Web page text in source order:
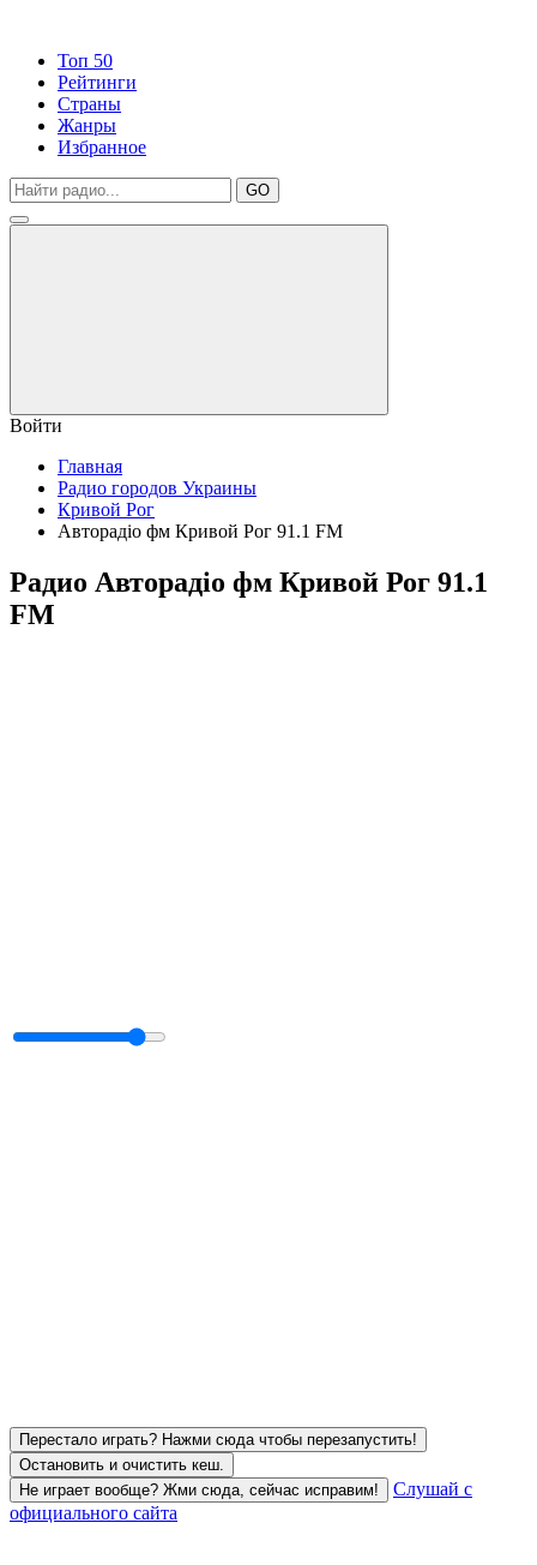
Топ 50
Рейтинги
Страны
Жанры
Избранное
GO
Войти
Главная
Радио городов Украины
Кривой Рог
Авторадіо фм Кривой Рог 91.1 FM
Радио Авторадіо фм Кривой Рог 91.1
FM
Перестало играть? Нажми сюда чтобы перезапустить!
Остановить и очистить кеш.
Не играет вообще? Жми сюда, сейчас исправим!
Слушай с
официального сайта